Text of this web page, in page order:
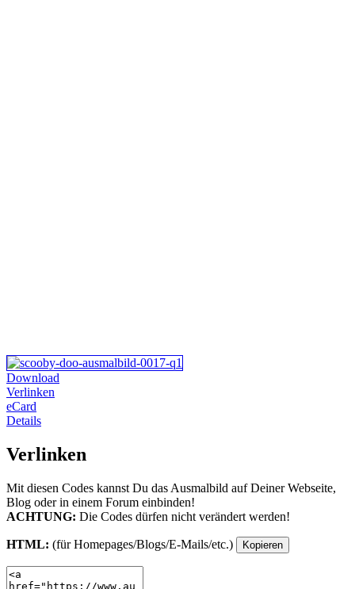
Download
Verlinken
eCard
Details
Verlinken
Mit diesen Codes kannst Du das Ausmalbild auf Deiner Webseite,
Blog oder in einem Forum einbinden!
ACHTUNG: Die Codes dürfen nicht verändert werden!
HTML: (für Homepages/Blogs/E-Mails/etc.) Kopieren